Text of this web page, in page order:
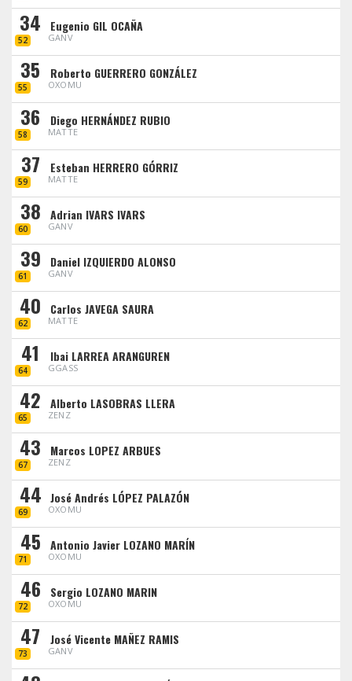
34
52
Eugenio GIL OCAÑA
GANV
35
55
Roberto GUERRERO GONZÁLEZ
OXOMU
36
58
Diego HERNÁNDEZ RUBIO
MATTE
37
59
Esteban HERRERO GÓRRIZ
MATTE
38
60
Adrian IVARS IVARS
GANV
39
61
Daniel IZQUIERDO ALONSO
GANV
40
62
Carlos JAVEGA SAURA
MATTE
41
64
Ibai LARREA ARANGUREN
GGASS
42
65
Alberto LASOBRAS LLERA
ZENZ
43
67
Marcos LOPEZ ARBUES
ZENZ
44
69
José Andrés LÓPEZ PALAZÓN
OXOMU
45
71
Antonio Javier LOZANO MARÍN
OXOMU
46
72
Sergio LOZANO MARIN
OXOMU
47
73
José Vicente MAÑEZ RAMIS
GANV